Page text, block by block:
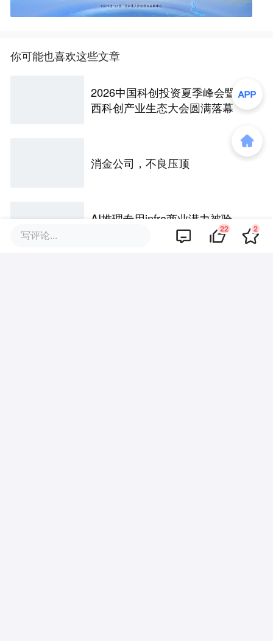
你可能也喜欢这些文章
2026中国科创投资夏季峰会暨陕
西科创产业生态大会圆满落幕
消金公司，不良压顶
AI推理专用infra商业潜力被验
证，Etched估值飙到103亿美元
写评论... 22 2